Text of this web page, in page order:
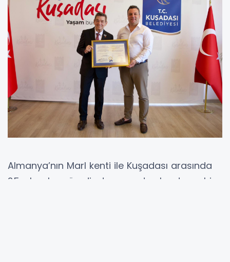
Almanya’nın Marl kenti ile Kuşadası arasında
25 yılı aşkın süredir devam eden kardeş şehir